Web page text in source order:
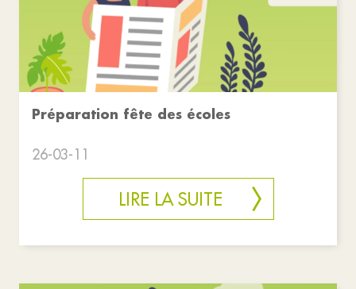
Préparation fête des écoles
26-03-11
LIRE LA SUITE